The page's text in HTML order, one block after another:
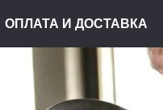
ОПЛАТА И ДОСТАВКА